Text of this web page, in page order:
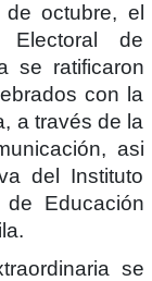
octubre, el
Electoral de
se ratificaron
con la
a través de la
asi
del Instituto
de Educación
se